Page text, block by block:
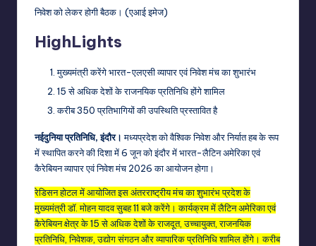
निवेश को लेकर होगी बैठक। (एआई इमेज)
HighLights
मुख्यमंत्री करेंगे भारत-एलएसी व्यापार एवं निवेश मंच का शुभारंभ
15 से अधिक देशों के राजनयिक प्रतिनिधि होंगे शामिल
करीब 350 प्रतिभागियों की उपस्थिति प्रस्तावित है
नईदुनिया प्रतिनिधि, इंदौर। मध्यप्रदेश को वैश्विक निवेश और निर्यात हब के रूप
में स्थापित करने की दिशा में 6 जून को इंदौर में भारत-लैटिन अमेरिका एवं
कैरेबियन व्यापार एवं निवेश मंच 2026 का आयोजन होगा।
रेडिसन होटल में आयोजित इस अंतरराष्ट्रीय मंच का शुभारंभ प्रदेश के
मुख्यमंत्री डॉ. मोहन यादव सुबह 11 बजे करेंगे। कार्यक्रम में लैटिन अमेरिका एवं
कैरेबियन क्षेत्र के 15 से अधिक देशों के राजदूत, उच्चायुक्त, राजनयिक
प्रतिनिधि, निवेशक, उद्योग संगठन और व्यापारिक प्रतिनिधि शामिल होंगे। करीब